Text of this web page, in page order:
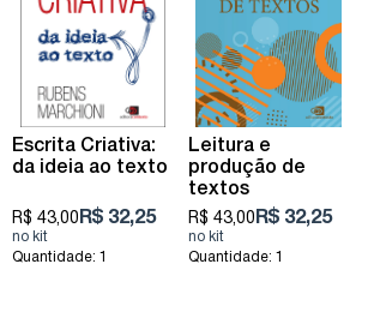
Escrita Criativa:
da ideia ao texto
R$ 43,00 R$ 32,25
Quantidade: 1
Leitura e
produção de
textos
R$ 43,00 R$ 32,25
Quantidade: 1